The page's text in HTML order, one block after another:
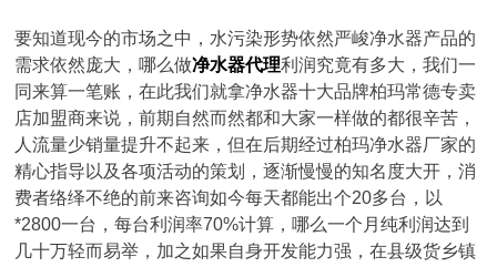
要知道现今的市场之中，水污染形势依然严峻净水器产品的
需求依然庞大，哪么做净水器代理利润究竟有多大，我们一
同来算一笔账，在此我们就拿净水器十大品牌柏玛常德专卖
店加盟商来说，前期自然而然都和大家一样做的都很辛苦，
人流量少销量提升不起来，但在后期经过柏玛净水器厂家的
精心指导以及各项活动的策划，逐渐慢慢的知名度大开，消
费者络绎不绝的前来咨询如今每天都能出个20多台，以
*2800一台，每台利润率70%计算，哪么一个月纯利润达到
几十万轻而易举，加之如果自身开发能力强，在县级货乡镇